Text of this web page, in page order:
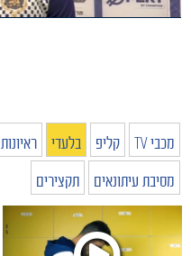
מכבי TV קליפ בלעדי ראיונות
מסיבת עיתונאים
תקצירים